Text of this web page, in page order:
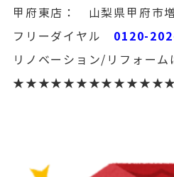
甲府東店： 山梨県甲府市
フリーダイヤル 0120-
リノベーション/リフォーム